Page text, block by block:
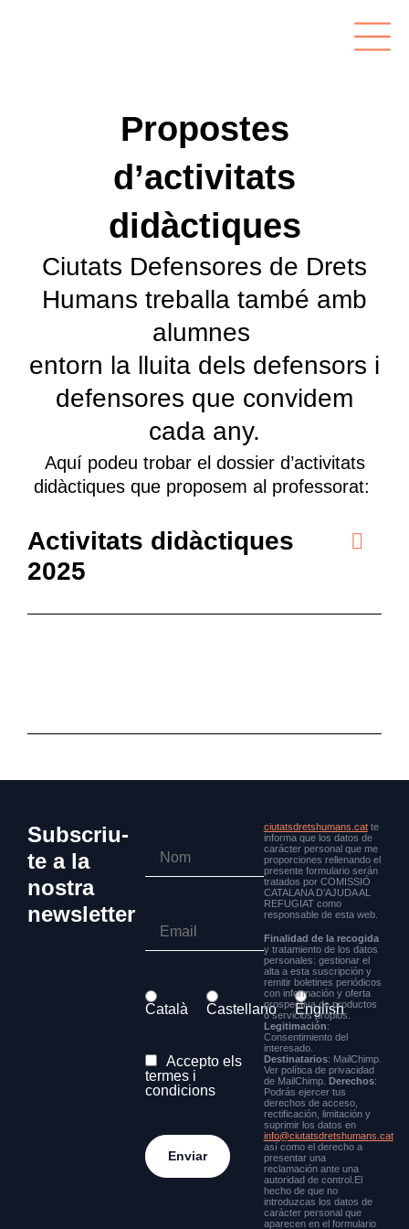
Propostes
d’activitats
didàctiques
Ciutats Defensores de Drets
Humans treballa també amb
alumnes
entorn la lluita dels defensors i
defensores que convidem
cada any.
Aquí podeu trobar el dossier d’activitats
didàctiques que proposem al professorat:
Activitats didàctiques
2025
Subscriu-
te a la
nostra
newsletter
Català Castellano English
Accepto els
termes i
condicions
ciutatsdretshumans.catte
informa que los datos de
carácter personal que me
proporciones rellenando el
presente formulario serán
tratados por COMISSIÓ
CATALANA D’AJUDA AL
REFUGIAT como
responsable de esta web.
Finalidad de la recogida
y tratamiento de los datos
personales: gestionar el
alta a esta suscripción y
remitir boletines periódicos
con información y oferta
prospectiva de productos
o servicios propios.
Legitimación:
Consentimiento del
interesado.
Destinatarios: MailChimp.
Ver política de privacidad
de MailChimp.
Derechos:
Podrás ejercer tus
derechos de acceso,
rectificación, limitación y
suprimir los datos en
info@ciutatsdretshumans.cat
así como el derecho a
presentar una
reclamación ante una
autoridad de control.El
hecho de que no
introduzcas los datos de
carácter personal que
aparecen en el formulario